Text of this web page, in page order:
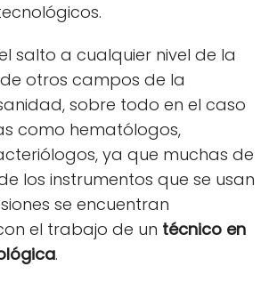
salto a cualquier nivel de la
otros campos de la
sobre todo en el caso
como hematólogos,
ya que muchas de
los instrumentos que se usan
se encuentran
el trabajo de un técnico en
.